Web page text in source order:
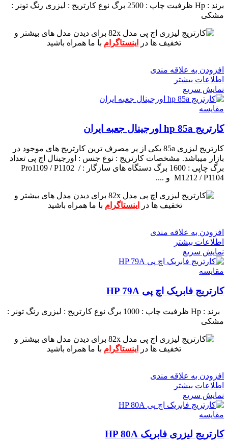
برند : Hp ظرفیت چاپ : 2500 برگ نوع کارتریج : لیزری رنگ تونر :
مشکی
برای دیدن مدل های بیشتر و
تخفیف ها در
اینستاگرام با ما همراه باشید
افزودن به علاقه مندی
اطلاعات بیشتر
نمایش سریع
مقايسه
کارتریج hp 85a اورجینال جعبه ایران
کارتریج لیزری 85a یکی از پر مصرف ترین کارتریج های موجود در
بازار میباشد. مشخصات کارتریج : نوع جنس : اورجینال اچ پی تعداد
برگ چاپی : 1600 برگ
دستگاه های سازگار : Pro1109 / P1102 /
M1212 / P1104 و ....
برای دیدن مدل های بیشتر و
تخفیف ها در
اینستاگرام با ما همراه باشید
افزودن به علاقه مندی
اطلاعات بیشتر
نمایش سریع
مقايسه
کارتریج فابریک اچ پی HP 79A
برند : Hp ظرفیت چاپ : 1000 برگ نوع کارتریج : لیزری رنگ تونر :
مشکی
برای دیدن مدل های بیشتر و
تخفیف ها در
اینستاگرام با ما همراه باشید
افزودن به علاقه مندی
اطلاعات بیشتر
نمایش سریع
مقايسه
کارتریج لیزری فابریک HP 80A